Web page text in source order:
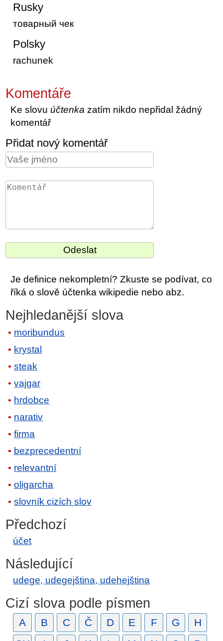
Rusky
товарный чек
Polsky
rachunek
Komentáře
Ke slovuúčtenka zatím nikdo nepřidal žádný
komentář
Přidat nový komentář
Je definice nekompletní? Zkuste se podívat, co
říká o slově účtenka wikipedie nebo abz.
Nejhledanější slova
moribundus
krystal
steak
vajgar
hrdobce
narativ
firma
bezprecedentní
relevantní
oligarcha
slovník cizích slov
Předchozí
účet
Následující
udege, udegejština, udehejština
Cizí slova podle písmen
A B C Č D E F G
H